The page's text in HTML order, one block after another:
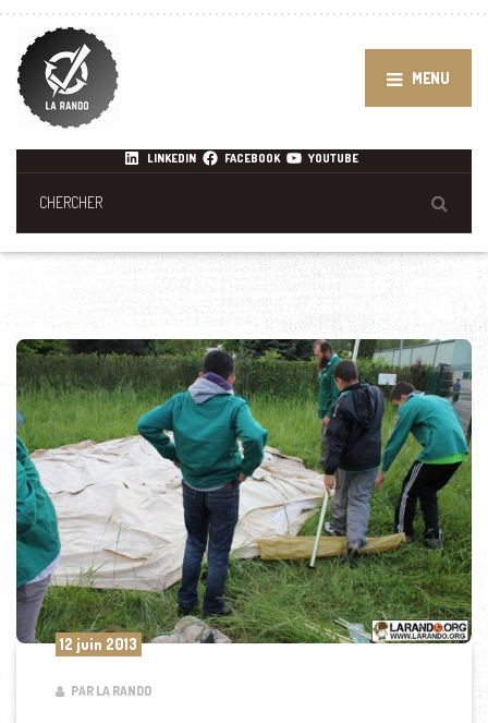
MENU
LINKEDIN FACEBOOK YOUTUBE
12 juin 2013
PAR LA RANDO